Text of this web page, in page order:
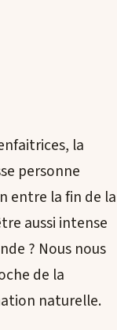
la
personne
entre la fin de la
aussi intense
? Nous nous
de la
naturelle.